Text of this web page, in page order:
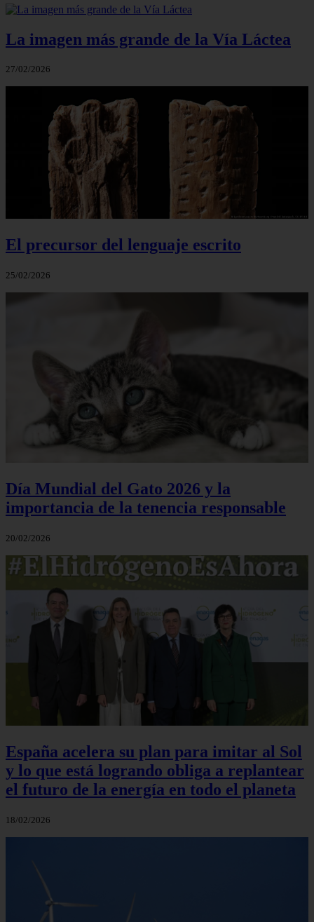
La imagen más grande de la Vía Láctea
27/02/2026
El precursor del lenguaje escrito
25/02/2026
Día Mundial del Gato 2026 y la
importancia de la tenencia responsable
20/02/2026
España acelera su plan para imitar al Sol
y lo que está logrando obliga a replantear
el futuro de la energía en todo el planeta
18/02/2026